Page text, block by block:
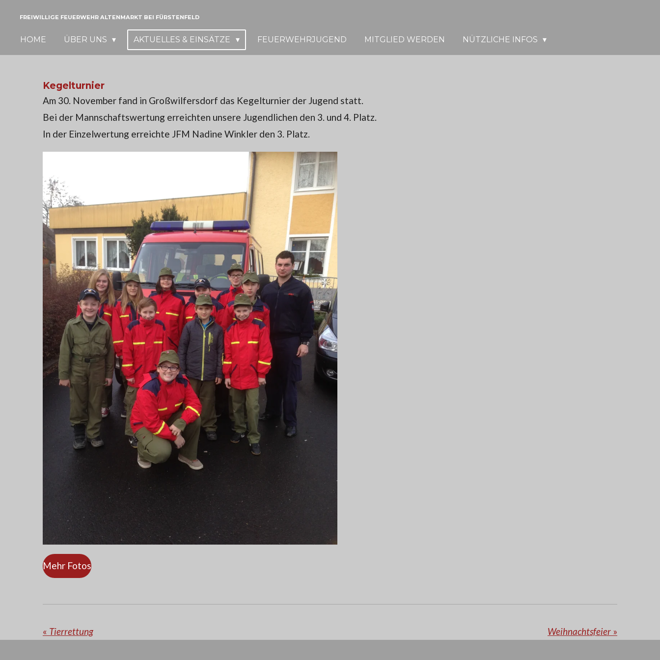
FREIWILLIGE FEUERWEHR ALTENMARKT BEI FÜRSTENFELD
HOME ÜBER UNS AKTUELLES & EINSÄTZE FEUERWEHRJUGEND MITGLIED WERDEN NÜTZLICHE INFOS
Kegelturnier
Am 30. November fand in Großwilfersdorf das Kegelturnier der Jugend statt.
Bei der Mannschaftswertung erreichten unsere Jugendlichen den 3. und 4. Platz.
In der Einzelwertung erreichte JFM Nadine Winkler den 3. Platz.
Mehr Fotos
« Tierrettung Weihnachtsfeier »